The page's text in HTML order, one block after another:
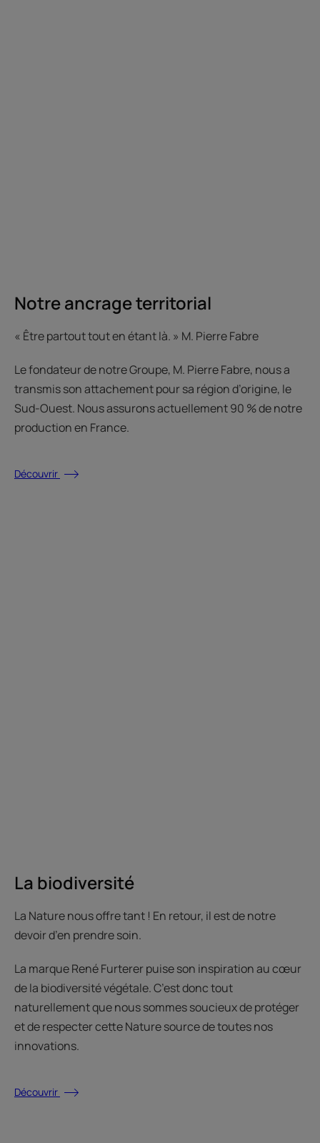
Notre ancrage territorial
« Être partout tout en étant là. » M. Pierre Fabre
Le fondateur de notre Groupe, M. Pierre Fabre, nous a
transmis son attachement pour sa région d’origine, le
Sud-Ouest. Nous assurons actuellement 90 % de notre
production en France.
Découvrir
La biodiversité
La Nature nous offre tant ! En retour, il est de notre
devoir d’en prendre soin.
La marque René Furterer puise son inspiration au cœur
de la biodiversité végétale. C’est donc tout
naturellement que nous sommes soucieux de protéger
et de respecter cette Nature source de toutes nos
innovations.
Découvrir